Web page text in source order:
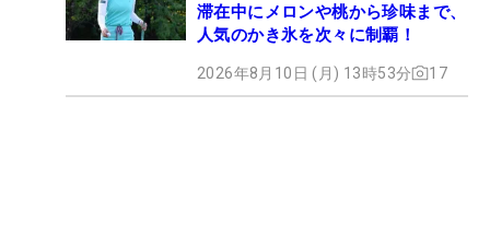
滞在中にメロンや桃から珍味まで、
人気のかき氷を次々に制覇！
2026年8月10日 (月) 13時53分 17